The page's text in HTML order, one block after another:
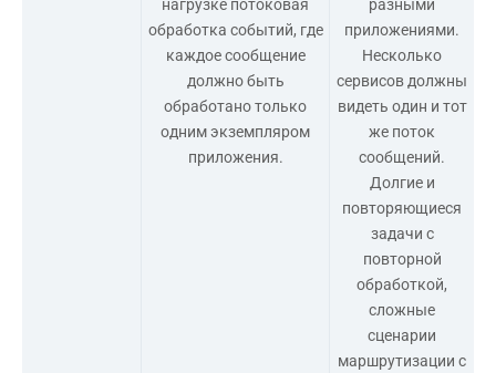
нагрузке потоковая
обработка событий, где
каждое сообщение
должно быть
обработано только
одним экземпляром
приложения.
разными
приложениями.
Несколько
сервисов должны
видеть один и тот
же поток
сообщений.
Долгие и
повторяющиеся
задачи с
повторной
обработкой,
сложные
сценарии
маршрутизации с